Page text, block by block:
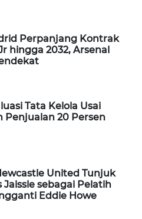
Perpanjang Kontrak
hingga 2032, Arsenal
Tata Kelola Usai
Penjualan 20 Persen
United Tunjuk
Jaissle sebagai Pelatih
Eddie Howe